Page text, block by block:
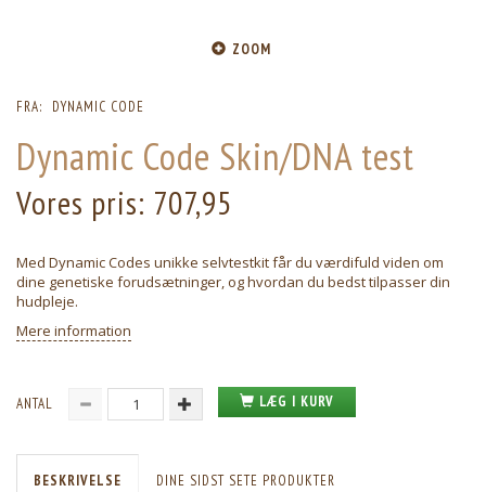
ZOOM
FRA: DYNAMIC CODE
Dynamic Code Skin/DNA test
Vores pris: 707,95
Med Dynamic Codes unikke selvtestkit får du værdifuld viden om
dine genetiske forudsætninger, og hvordan du bedst tilpasser din
hudpleje.
Mere information
ANTAL LÆG I KURV
BESKRIVELSE DINE SIDST SETE PRODUKTER